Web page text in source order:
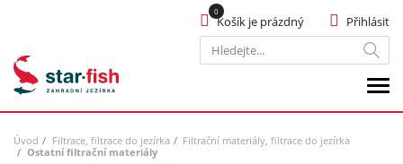
Hledat
Přihlásit
Košík je prázdný
Úvod Filtrace, filtrace do jezírka
Filtrační materiály, filtrace do jezírka
Ostatní filtrační materiály